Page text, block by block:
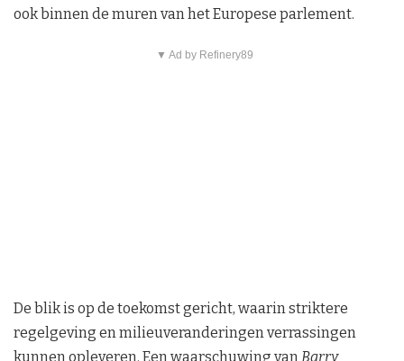
ook binnen de muren van het Europese parlement.
▼ Ad by Refinery89
De blik is op de toekomst gericht, waarin striktere
regelgeving en milieuveranderingen verrassingen
kunnen opleveren. Een waarschuwing vanBarry